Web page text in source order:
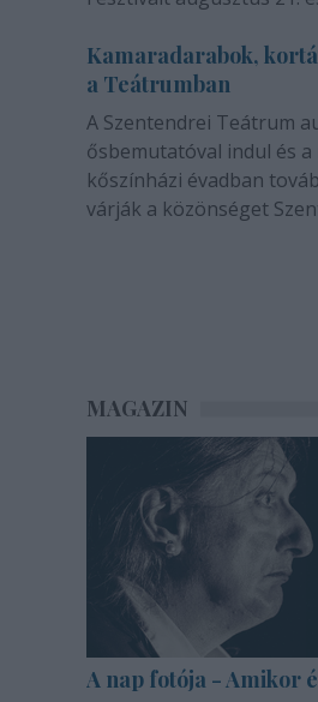
Kamaradarabok,
a Teátrumban
A Szentendrei Teátrum
ősbemutatóval indul és a
kőszínházi évadban
várják a közönséget
MAGAZIN
A nap fotója - Amikor